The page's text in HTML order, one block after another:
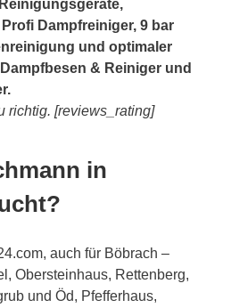
Dampfreiniger, 9 bar
und optimaler
& Reiniger und
richtig. [reviews_rating]
in
auch für Böbrach –
Obersteinhaus, Rettenberg,
und Öd, Pfefferhaus,